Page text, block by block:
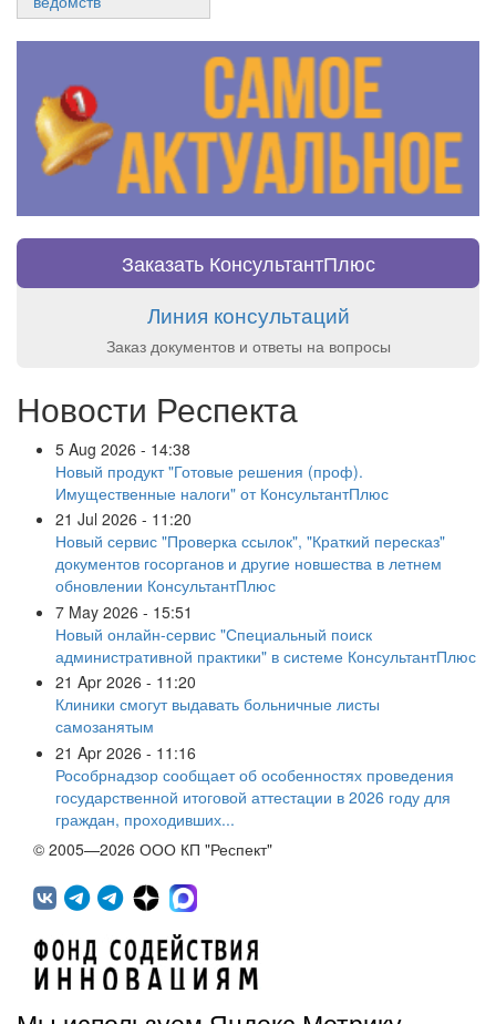
Заказать КонсультантПлюс
Линия консультаций
Заказ документов и ответы на вопросы
Новости Респекта
5 Aug 2026 - 14:38
Новый продукт "Готовые решения (проф).
Имущественные налоги" от КонсультантПлюс
21 Jul 2026 - 11:20
Новый сервис "Проверка ссылок", "Краткий пересказ"
документов госорганов и другие новшества в летнем
обновлении КонсультантПлюс
7 May 2026 - 15:51
Новый онлайн-сервис "Специальный поиск
административной практики" в системе КонсультантПлюс
21 Apr 2026 - 11:20
Клиники смогут выдавать больничные листы
самозанятым
21 Apr 2026 - 11:16
Рособрнадзор сообщает об особенностях проведения
государственной итоговой аттестации в 2026 году для
граждан, проходивших...
© 2005—2026 ООО КП "Респект"